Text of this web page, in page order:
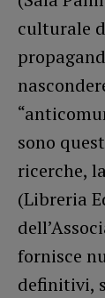
culturale
sono
ricerche,
(Libreria
fornisce
definitivi,